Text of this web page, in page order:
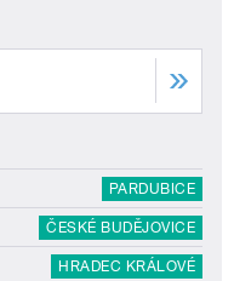
PARDUBICE
ČESKÉ BUDĚJOVICE
HRADEC KRÁLOVÉ